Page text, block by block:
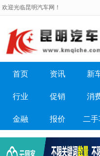
欢迎光临昆明汽车网！
首页 资讯 新
行业 促销 消
金融 报价 二